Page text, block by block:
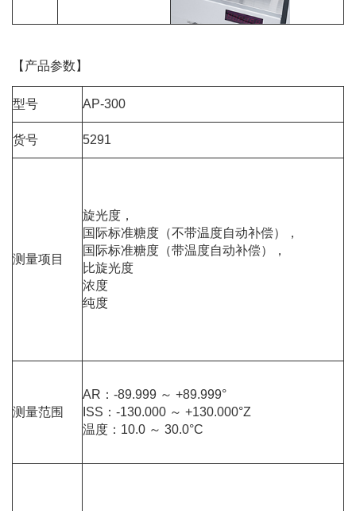
【产品参数】
型号 AP-300
货号 5291
测量项目
旋光度，
国际标准糖度（不带温度自动补偿），
国际标准糖度（带温度自动补偿），
比旋光度
浓度
纯度
测量范围
AR：-89.999 ～ +89.999°
ISS：-130.000 ～ +130.000°Z
温度 ：10.0 ～ 30.0°C